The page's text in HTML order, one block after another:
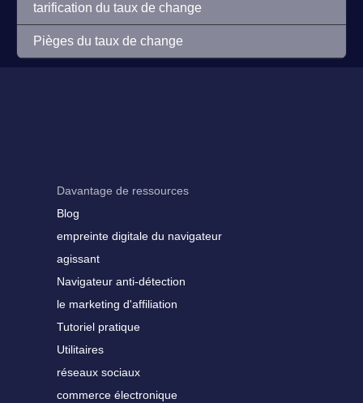
tarification du taux de change
Pièges du taux de change
Davantage de ressources
Blog
empreinte digitale du navigateur
agissant
Navigateur anti-détection
le marketing d'affiliation
Tutoriel pratique
Utilitaires
réseaux sociaux
commerce électronique